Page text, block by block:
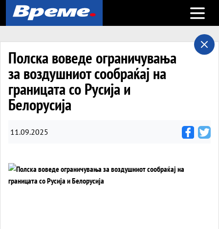
Open
Полска воведе ограничувања
за воздушниот сообраќај на
границата со Русија и
Белорусија
11.09.2025